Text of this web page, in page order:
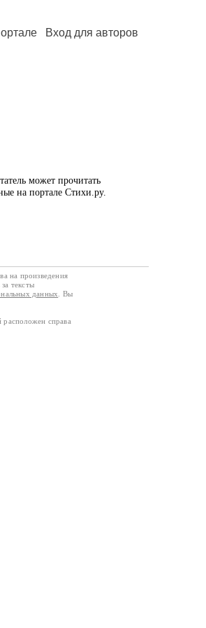
Вход для авторов
может прочитать
на портале Стихи.ру.
на произведения
тексты
данных
. Вы
справа